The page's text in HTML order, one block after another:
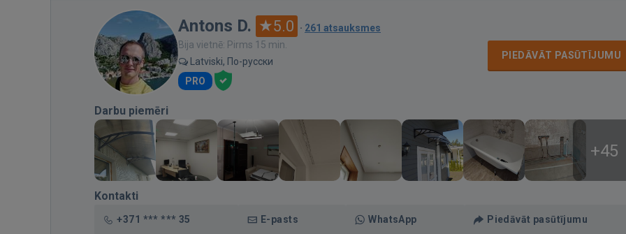
Antons D. 5.0 · 261 atsauksmes
Bija vietnē: Pirms 15 min.
Latviski, По-русски
PRO
PIEDĀVĀT PASŪTĪJUMU
Darbu piemēri
+45
Kontakti
+371 *** *** 35 E-pasts WhatsApp Piedāvāt pasūtījumu